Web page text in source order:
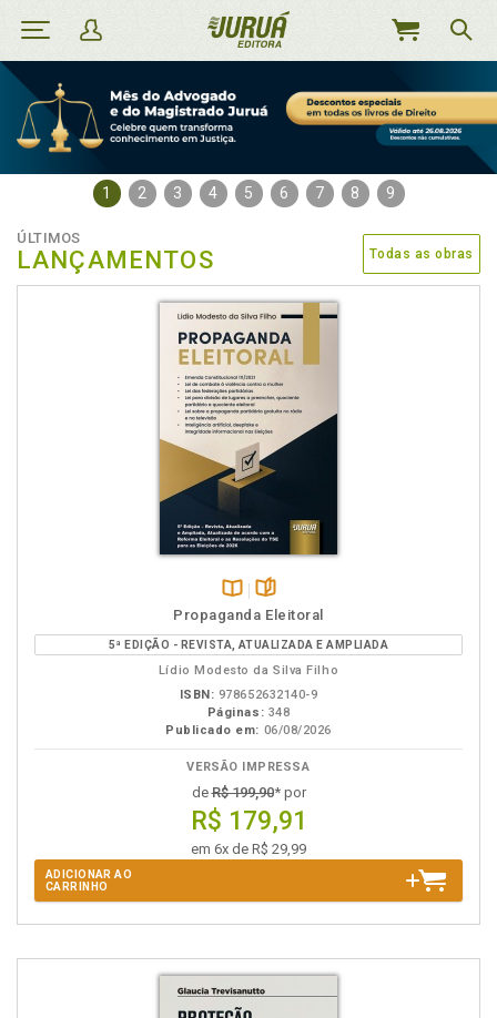
MEU
1 2 3 4 5 6 7 8 9
ÚLTIMOS
LANÇAMENTOS Todas as obras
Disponível
na
B.V.
páginas
Propaganda Eleitoral
5ª EDIÇÃO - REVISTA, ATUALIZADA E AMPLIADA
Lídio Modesto da Silva Filho
ISBN: 978652632140-9
Páginas: 348
Publicado em: 06/08/2026
VERSÃO IMPRESSA
deR$ 199,90* por
R$ 179,91
em 6x de R$ 29,99
ADICIONAR AO
CARRINHO